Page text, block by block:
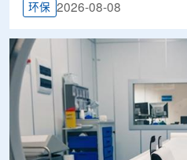
环保 2026-08-08